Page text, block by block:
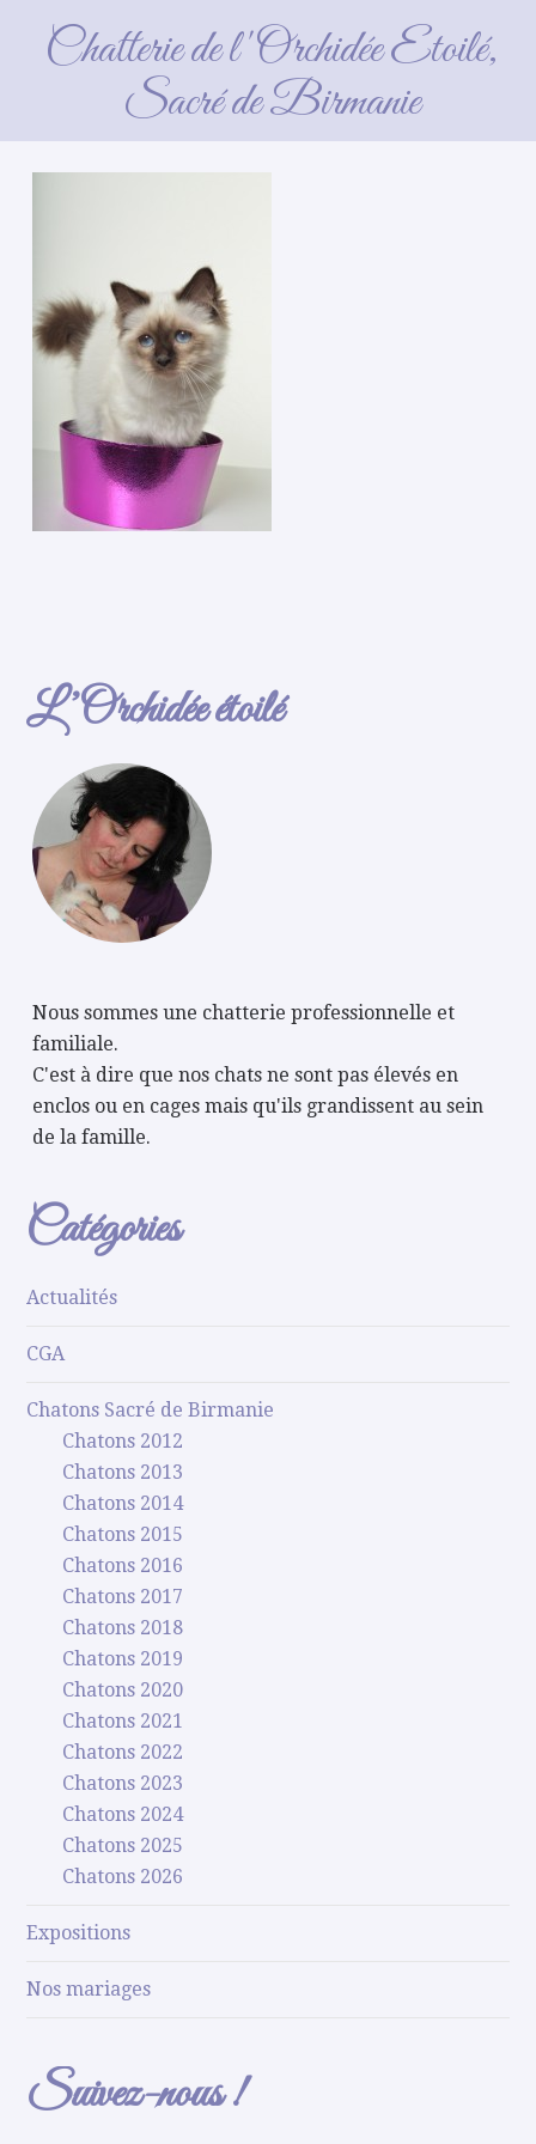
Chatterie de l'Orchidée Etoilé,
Sacré de Birmanie
L’Orchidée étoilé
Nous sommes une chatterie professionnelle et
familiale.
C'est à dire que nos chats ne sont pas élevés en
enclos ou en cages mais qu'ils grandissent au sein
de la famille.
Catégories
Actualités
CGA
Chatons Sacré de Birmanie
Chatons 2012
Chatons 2013
Chatons 2014
Chatons 2015
Chatons 2016
Chatons 2017
Chatons 2018
Chatons 2019
Chatons 2020
Chatons 2021
Chatons 2022
Chatons 2023
Chatons 2024
Chatons 2025
Chatons 2026
Expositions
Nos mariages
Suivez-nous !